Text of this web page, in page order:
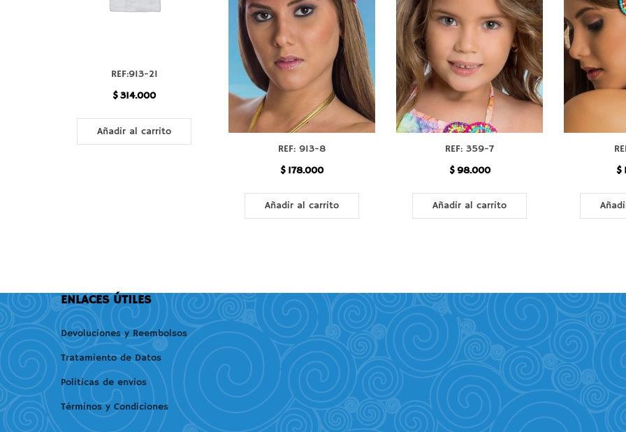
REF:913-21
$314.000
Añadir al carrito
REF: 913-8
$ 178.000
Añadir al carrito
REF: 359-7
$98.000
Añadir al carrito
$
ENLACES ÚTILES
Devoluciones y Reembolsos
Tratamiento de Datos
Politicas de envios
Términos y Condiciones